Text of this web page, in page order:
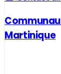
Martinique